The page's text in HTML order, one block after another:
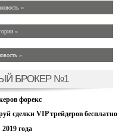
«
«
»
БРОКЕР №1
форекс
сделки VIP трейдеров бесплатно
года